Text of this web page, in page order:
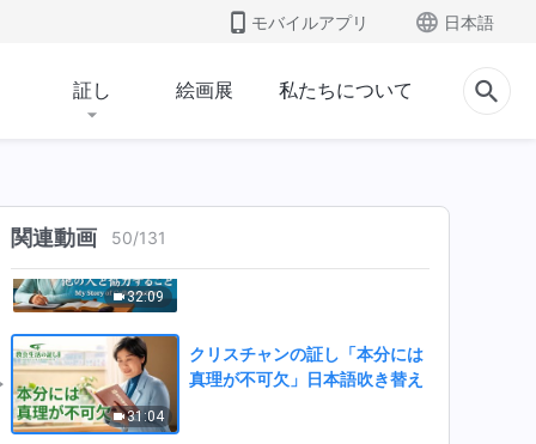
モバイルアプリ 日本語
証し 絵画展 私たちについて
関連動画 50/131
真理を得られない」日本語吹き
32:09
31:04
クリスチャンの証し「本分には
真理が不可欠」日本語吹き替え